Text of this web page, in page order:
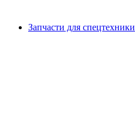
Запчасти для спецтехники